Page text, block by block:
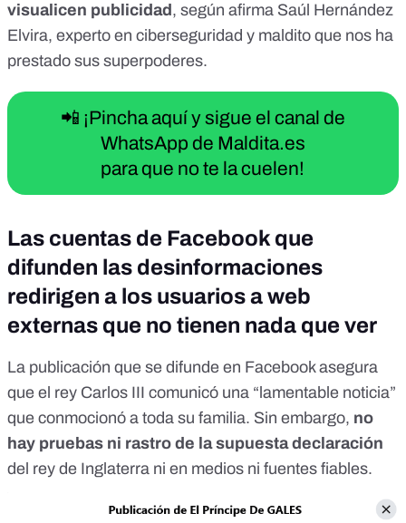
visualicen publicidad , según afirma Saúl Hernández
Elvira, experto en ciberseguridad y maldito que nos ha
prestado sus superpoderes.
📲 ¡Pincha aquí y sigue el canal de
WhatsApp de Maldita.es
para que no te la cuelen!
Las cuentas de Facebook que
difunden las desinformaciones
redirigen a los usuarios a web
externas que no tienen nada que ver
La publicación que se difunde en Facebook asegura
que el rey Carlos III comunicó una “lamentable noticia”
que conmocionó a toda su familia. Sin embargo, no
hay pruebas ni rastro de la supuesta declaración
del rey de Inglaterra ni en medios ni fuentes fiables.